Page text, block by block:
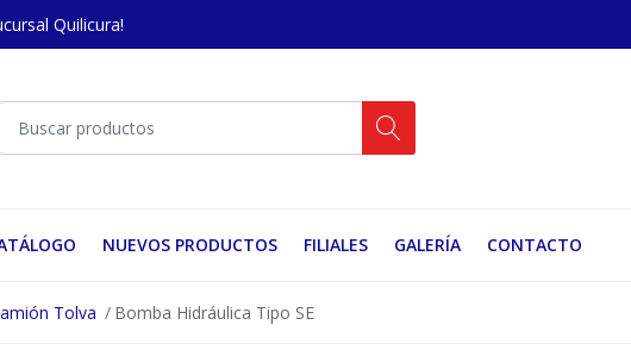
Quilicura!
NUEVOS PRODUCTOS FILIALES GALERÍA CONTACTO
Tolva Bomba Hidráulica Tipo SE